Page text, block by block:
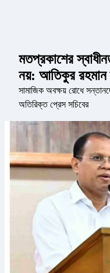
মতপ্রকাশের
নয়: আতিকুর
সামাজিক অবক্ষয় রোধে
অতিরিক্ত প্রেস সচিবের